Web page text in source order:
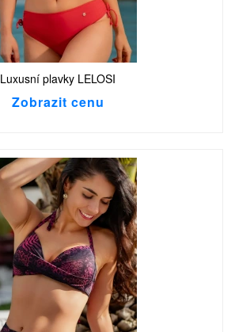
Luxusní plavky LELOSI
Zobrazit cenu